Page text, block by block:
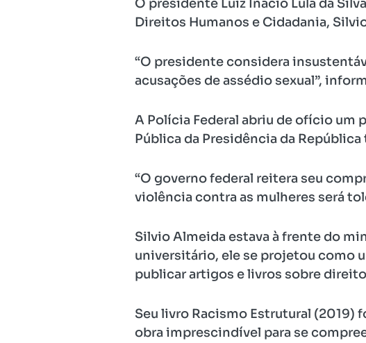
O presidente Luiz Inácio Lula da
Direitos Humanos e Cidadania,
“O presidente considera
acusações de assédio sexual”,
A Polícia Federal abriu de ofício um
Pública da Presidência da
“O governo federal reitera seu
violência contra as mulheres será
Silvio Almeida estava à frente do
universitário, ele se projetou como
publicar artigos e livros sobre
Seu livro Racismo Estrutural (2019)
obra imprescindível para se